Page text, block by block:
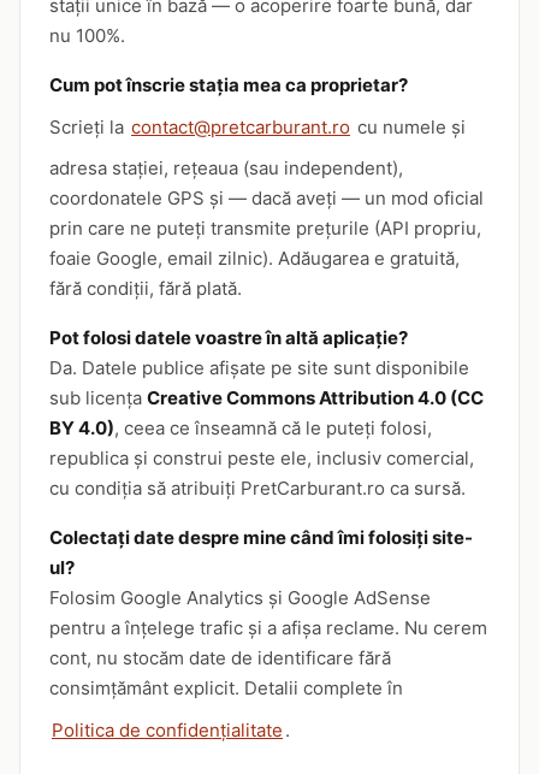
stații unice în bază — o acoperire foarte bună, dar
nu 100%.
Cum pot înscrie stația mea ca proprietar?
Scrieți la contact@pretcarburant.ro cu numele și
adresa stației, rețeaua (sau independent),
coordonatele GPS și — dacă aveți — un mod oficial
prin care ne puteți transmite prețurile (API propriu,
foaie Google, email zilnic). Adăugarea e gratuită,
fără condiții, fără plată.
Pot folosi datele voastre în altă aplicație?
Da. Datele publice afișate pe site sunt disponibile
sub licența Creative Commons Attribution 4.0 (CC
BY 4.0), ceea ce înseamnă că le puteți folosi,
republica și construi peste ele, inclusiv comercial,
cu condiția să atribuiți PretCarburant.ro ca sursă.
Colectați date despre mine când îmi folosiți site-
ul?
Folosim Google Analytics și Google AdSense
pentru a înțelege trafic și a afișa reclame. Nu cerem
cont, nu stocăm date de identificare fără
consimțământ explicit. Detalii complete în
Politica de confidențialitate .